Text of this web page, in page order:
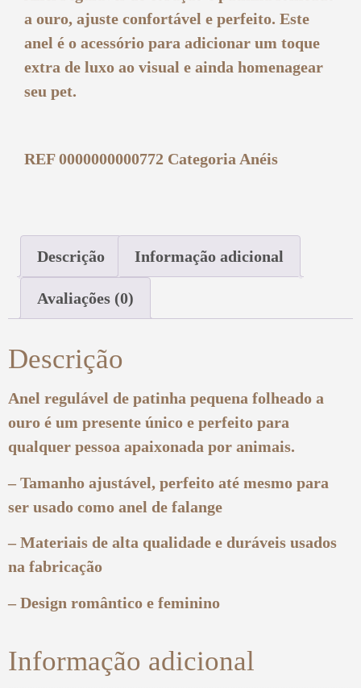
a ouro, ajuste confortável e perfeito. Este
anel é o acessório para adicionar um toque
extra de luxo ao visual e ainda homenagear
seu pet.
REF0000000000772 Categoria Anéis
Descrição Informação adicional
Avaliações (0)
Descrição
Anel regulável de patinha pequena folheado a
ouro é um presente único e perfeito para
qualquer pessoa apaixonada por animais.
– Tamanho ajustável, perfeito até mesmo para
ser usado como anel de falange
– Materiais de alta qualidade e duráveis ​​usados ​​
na fabricação
– Design romântico e feminino
Informação adicional